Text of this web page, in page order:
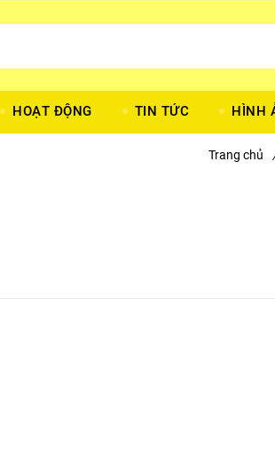
HOẠT ĐỘNG TIN TỨC HÌNH
Trang chủ